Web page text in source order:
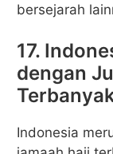
bersejarah
17.
dengan
Indonesia